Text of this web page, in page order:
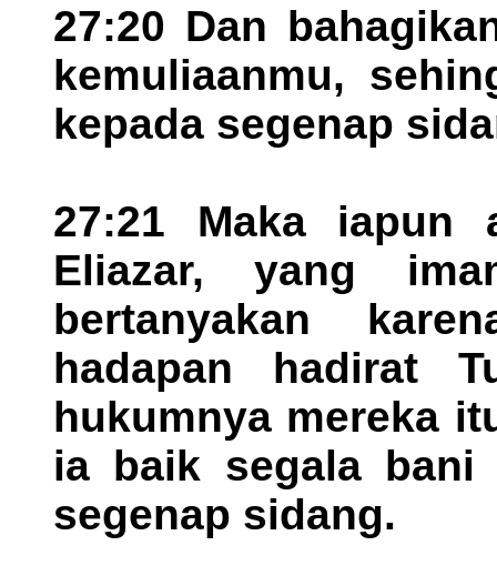
27:20 Dan
kemuliaanmu,
kepada segenap
27:21 Maka iapun
Eliazar, yang
bertanyakan
hadapan hadirat
hukumnya mereka
ia baik segala bani
segenap sidang.